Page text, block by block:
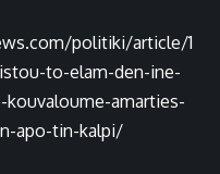
politiki/article/1
to-elam-den-ine-
amarties-
apo-tin-kalpi/